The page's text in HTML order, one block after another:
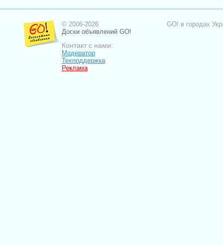
© 2006-2026
Доски объявлений GO!
Контакт с нами:
Модератор
Техподдержка
Реклама
GO! в городах